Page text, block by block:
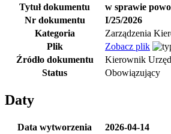
Tytuł dokumentu
w sprawie
Nr dokumentu
I/25/2026
Kategoria
Zarządzenia
Plik
Zobacz plik
Źródło dokumentu
Kierownik
Status
Obowiązujący
Daty
Data wytworzenia
2026-04-14